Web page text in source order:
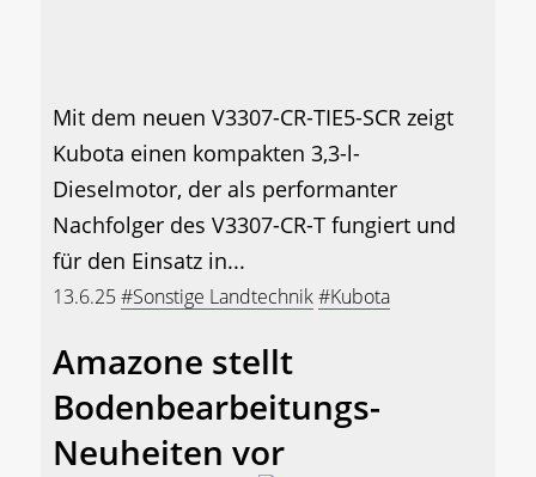
Mit dem neuen V3307-CR-TIE5-SCR zeigt
Kubota einen kompakten 3,3-l-
Dieselmotor, der als performanter
Nachfolger des V3307-CR-T fungiert und
für den Einsatz in...
13.6.25#Sonstige Landtechnik#Kubota
Amazone stellt
Bodenbearbeitungs-
Neuheiten vor